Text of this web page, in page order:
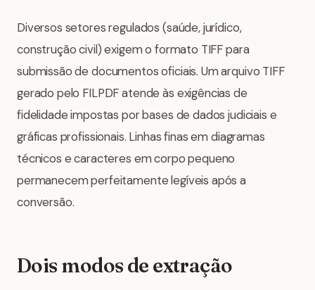
Diversos setores regulados (saúde, jurídico,
construção civil) exigem o formato TIFF para
submissão de documentos oficiais. Um arquivo TIFF
gerado pelo FILPDF atende às exigências de
fidelidade impostas por bases de dados judiciais e
gráficas profissionais. Linhas finas em diagramas
técnicos e caracteres em corpo pequeno
permanecem perfeitamente legíveis após a
conversão.
Dois modos de extração